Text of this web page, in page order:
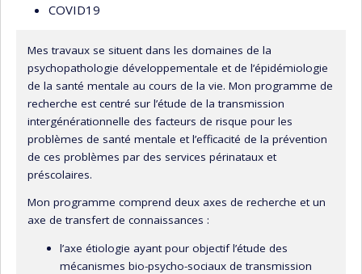
COVID19
Mes travaux se situent dans les domaines de la
psychopathologie développementale et de l’épidémiologie
de la santé mentale au cours de la vie. Mon programme de
recherche est centré sur l’étude de la transmission
intergénérationnelle des facteurs de risque pour les
problèmes de santé mentale et l’efficacité de la prévention
de ces problèmes par des services périnataux et
préscolaires.
Mon programme comprend deux axes de recherche et un
axe de transfert de connaissances :
l’axe étiologie ayant pour objectif l’étude des
mécanismes bio-psycho-sociaux de transmission